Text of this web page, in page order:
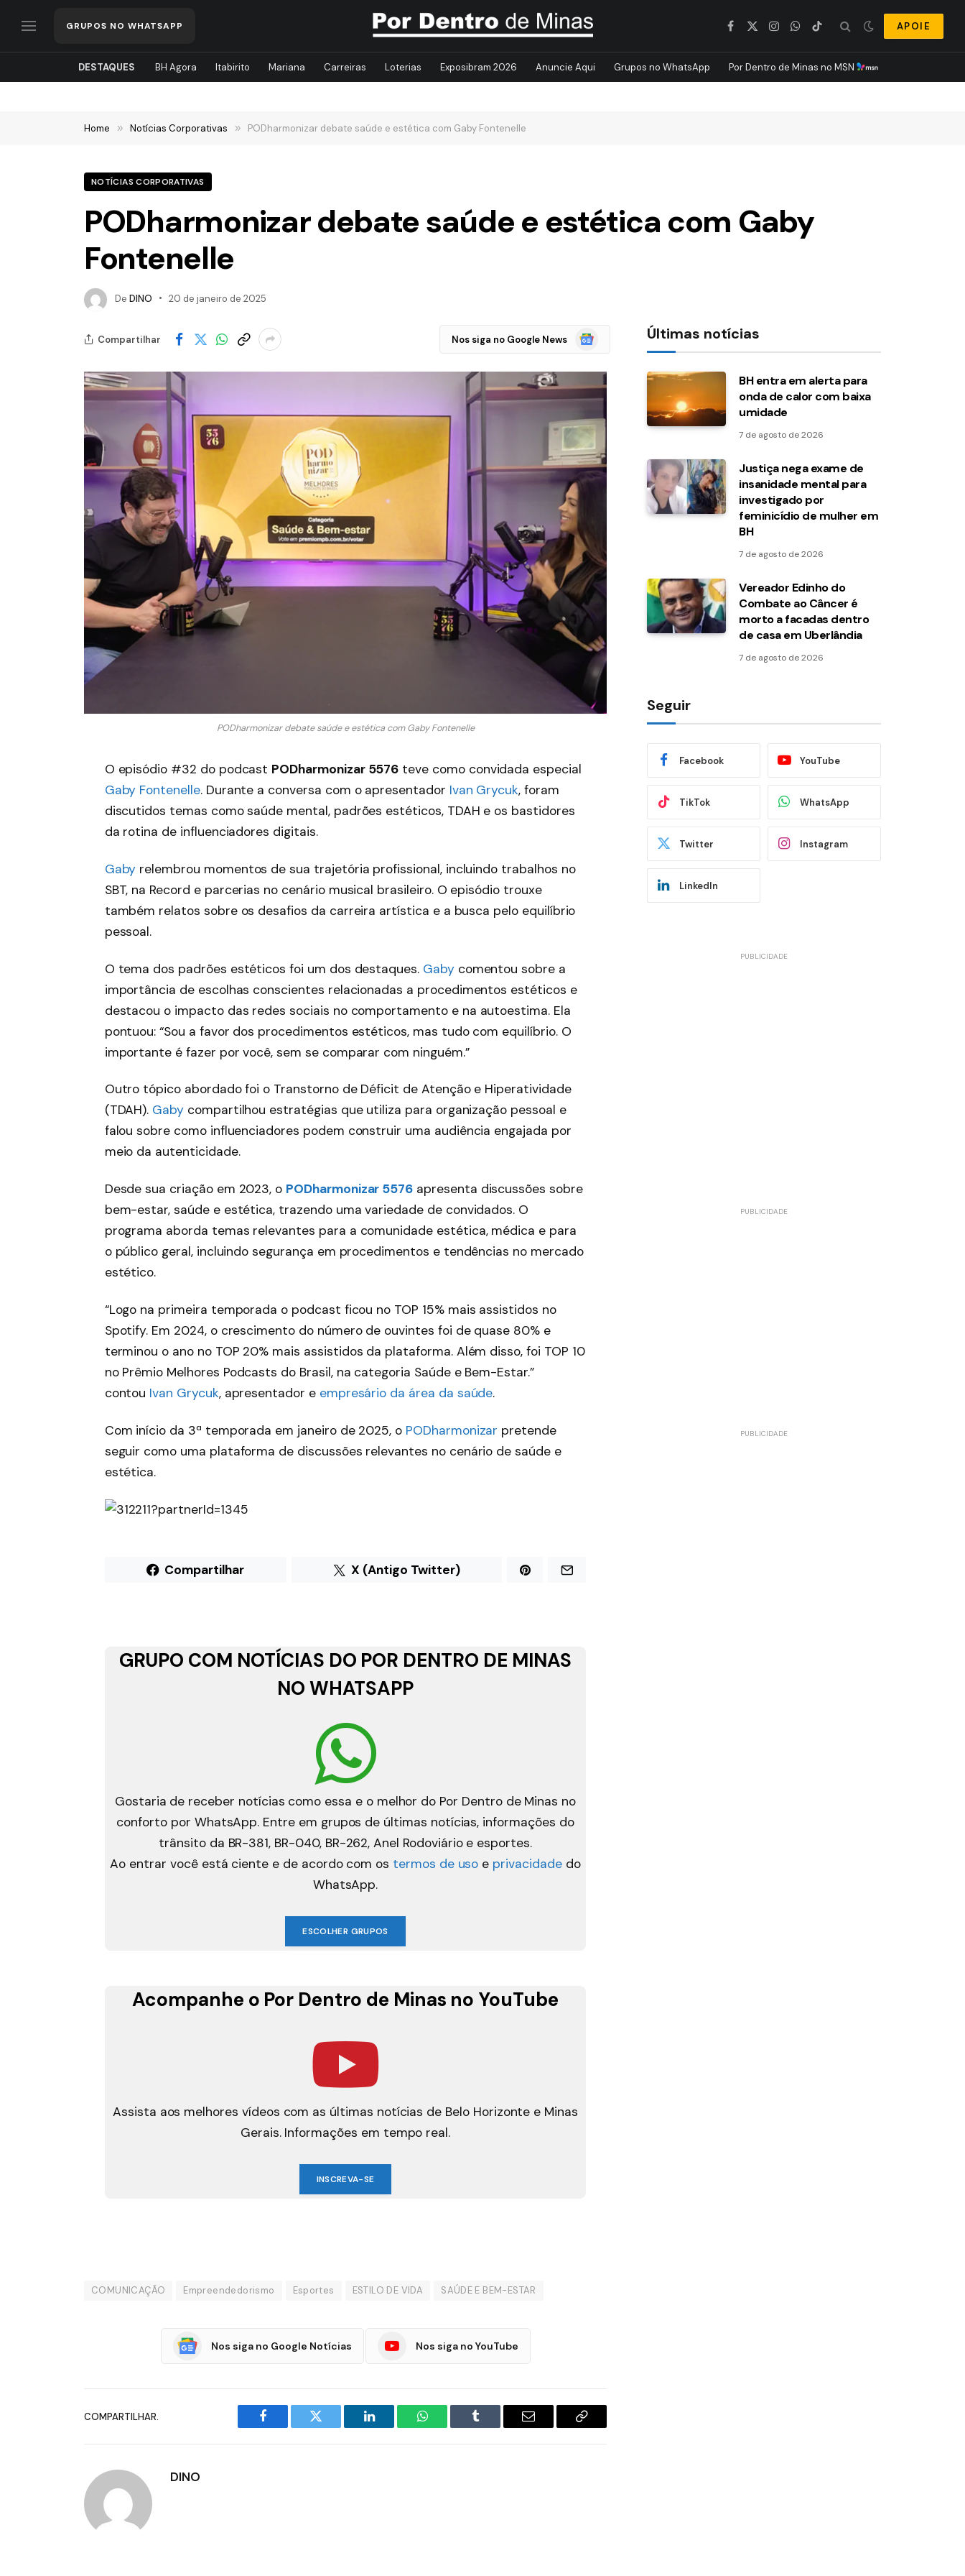
GRUPOS NO WHATSAPP Facebook
X
Instagram
WhatsApp
TikTok APOIE
DESTAQUES BH Agora Itabirito Mariana Carreiras Loterias Exposibram 2026 Anuncie Aqui Grupos no WhatsApp Por Dentro de Minas no MSN
Home » Notícias Corporativas » PODharmonizar debate saúde e estética com Gaby Fontenelle
NOTÍCIAS CORPORATIVAS
PODharmonizar debate saúde e estética com Gaby
Fontenelle
De DINO 20 de janeiro de 2025
Compartilhar Nos siga no Google News
Google
Notícias
PODharmonizar debate saúde e estética com Gaby Fontenelle
O episódio #32 do podcast PODharmonizar 5576 teve como convidada especial
Gaby Fontenelle. Durante a conversa com o apresentador Ivan Grycuk, foram
discutidos temas como saúde mental, padrões estéticos, TDAH e os bastidores
da rotina de influenciadores digitais.
Gaby relembrou momentos de sua trajetória profissional, incluindo trabalhos no
SBT, na Record e parcerias no cenário musical brasileiro. O episódio trouxe
também relatos sobre os desafios da carreira artística e a busca pelo equilíbrio
pessoal.
O tema dos padrões estéticos foi um dos destaques. Gabycomentou sobre a
importância de escolhas conscientes relacionadas a procedimentos estéticos e
destacou o impacto das redes sociais no comportamento e na autoestima. Ela
pontuou: “Sou a favor dos procedimentos estéticos, mas tudo com equilíbrio. O
importante é fazer por você, sem se comparar com ninguém.”
Outro tópico abordado foi o Transtorno de Déficit de Atenção e Hiperatividade
(TDAH). Gaby compartilhou estratégias que utiliza para organização pessoal e
falou sobre como influenciadores podem construir uma audiência engajada por
meio da autenticidade.
Desde sua criação em 2023, o PODharmonizar 5576 apresenta discussões sobre
bem-estar, saúde e estética, trazendo uma variedade de convidados. O
programa aborda temas relevantes para a comunidade estética, médica e para
o público geral, incluindo segurança em procedimentos e tendências no mercado
estético.
“Logo na primeira temporada o podcast ficou no TOP 15% mais assistidos no
Spotify. Em 2024, o crescimento do número de ouvintes foi de quase 80% e
terminou o ano no TOP 20% mais assistidos da plataforma. Além disso, foi TOP 10
no Prêmio Melhores Podcasts do Brasil, na categoria Saúde e Bem-Estar.”
contou Ivan Grycuk, apresentador e empresário da área da saúde.
Com início da 3ª temporada em janeiro de 2025, o PODharmonizar pretende
seguir como uma plataforma de discussões relevantes no cenário de saúde e
estética.
Compartilhar X (Antigo Twitter)
GRUPO COM NOTÍCIAS DO POR DENTRO DE MINAS
NO WHATSAPP
Gostaria de receber notícias como essa e o melhor do Por Dentro de Minas no
conforto por WhatsApp. Entre em grupos de últimas notícias, informações do
trânsito da BR-381, BR-040, BR-262, Anel Rodoviário e esportes.
Ao entrar você está ciente e de acordo com os termos de uso e privacidadedo
WhatsApp.
ESCOLHER GRUPOS
Acompanhe o Por Dentro de Minas no YouTube
Assista aos melhores vídeos com as últimas notícias de Belo Horizonte e Minas
Gerais. Informações em tempo real.
INSCREVA-SE
COMUNICAÇÃO Empreendedorismo Esportes ESTILO DE VIDA SAÚDE E BEM-ESTAR
Nos siga no Google Notícias Nos siga no YouTube
COMPARTILHAR.
Facebook Twitter LinkedIn WhatsAppTumblr
E-
Copiar
DINO
Últimas notícias
BH entra em alerta para
onda de calor com baixa
umidade
7 de agosto de 2026
Justiça nega exame de
insanidade mental para
investigado por
feminicídio de mulher em
BH
7 de agosto de 2026
Vereador Edinho do
Combate ao Câncer é
morto a facadas dentro
de casa em Uberlândia
7 de agosto de 2026
Seguir
Facebook YouTube
TikTok WhatsApp
Twitter Instagram
LinkedIn